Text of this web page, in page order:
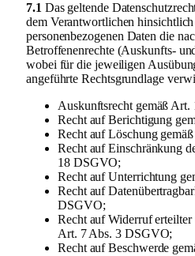
7.1 Das geltende
dem Verantwortlichen
personenbezogenen Daten die
Betroffenenrechte (Auskunfts-
wobei für die jeweiligen
angeführte Rechtsgrundlage
Auskunftsrecht gemäß
Recht auf Berichtigung
Recht auf Löschung
Recht auf Einschränkung
18 DSGVO;
Recht auf Unterrichtung
Recht auf
DSGVO;
Recht auf Widerruf
Art. 7 Abs. 3 DSGVO;
Recht auf Beschwerde